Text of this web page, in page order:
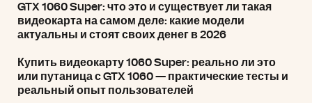
GTX 1060 Super: что это и существует ли такая
видеокарта на самом деле: какие модели
актуальны и стоят своих денег в 2026
Купить видеокарту 1060 Super: реально ли это
или путаница с GTX 1060 — практические тесты и
реальный опыт пользователей